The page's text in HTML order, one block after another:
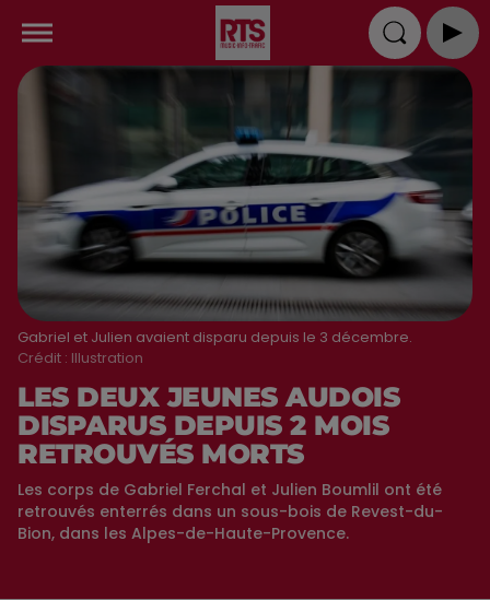
Gabriel et Julien avaient disparu depuis le 3 décembre.
Crédit : Illustration
LES DEUX JEUNES AUDOIS
DISPARUS DEPUIS 2 MOIS
RETROUVÉS MORTS
Les corps de Gabriel Ferchal et Julien Boumlil ont été
retrouvés enterrés dans un sous-bois de Revest-du-
Bion, dans les Alpes-de-Haute-Provence.